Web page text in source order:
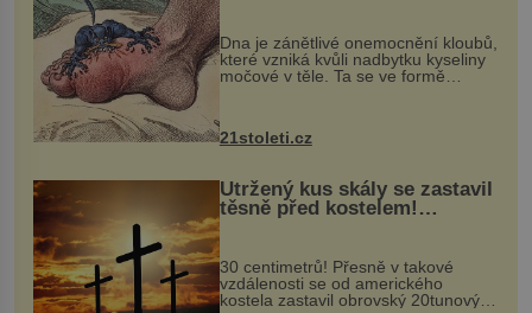
„nemoci králů“
Dna je zánětlivé onemocnění kloubů,
které vzniká kvůli nadbytku kyseliny
močové v těle. Ta se ve formě
nohou, a způsobuje bole...
21stoleti.cz
Utržený kus skály se zastavil
těsně před kostelem!
Ochránila ho boží síla?
30 centimetrů! Přesně v takové
vzdálenosti se od amerického
kostela zastavil obrovský 20tunový